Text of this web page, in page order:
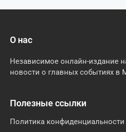
О нас
Независимое онлайн-издание
новости о главных событиях в
Полезные ссылки
Политика конфиденциальности